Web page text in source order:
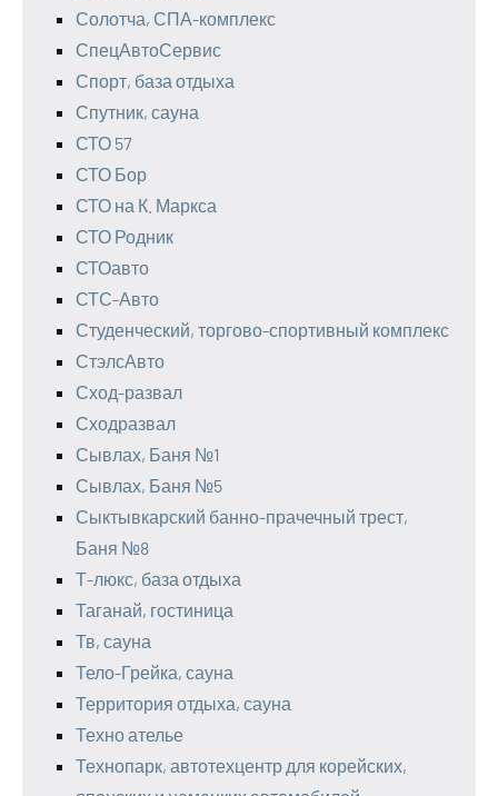
Солотча, СПА-комплекс
СпецАвтоСервис
Спорт, база отдыха
Спутник, сауна
СТО 57
СТО Бор
СТО на К. Маркса
СТО Родник
СТОавто
СТС-Авто
Студенческий, торгово-спортивный комплекс
СтэлсАвто
Сход-развал
Сходразвал
Сывлах, Баня №1
Сывлах, Баня №5
Сыктывкарский банно-прачечный трест,
Баня №8
Т-люкс, база отдыха
Таганай, гостиница
Тв, сауна
Тело-Грейка, сауна
Территория отдыха, сауна
Техно ателье
Технопарк, автотехцентр для корейских,